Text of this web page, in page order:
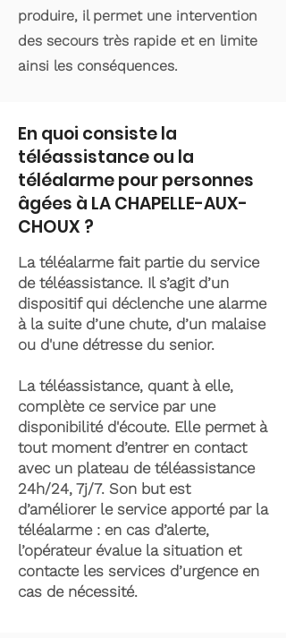
produire, il permet une intervention
des secours très rapide et en limite
ainsi les conséquences.
En quoi consiste la
téléassistance ou la
téléalarme pour personnes
âgées à LA CHAPELLE-AUX-
CHOUX ?
La téléalarme fait partie du service
de téléassistance. Il s’agit d’un
dispositif qui déclenche une alarme
à la suite d’une chute, d’un malaise
ou d'une détresse du senior.
La téléassistance, quant à elle,
complète ce service par une
disponibilité d'écoute. Elle permet à
tout moment d’entrer en contact
avec un plateau de téléassistance
24h/24, 7j/7. Son but est
d’améliorer le service apporté par la
téléalarme : en cas d’alerte,
l’opérateur évalue la situation et
contacte les services d’urgence en
cas de nécessité.